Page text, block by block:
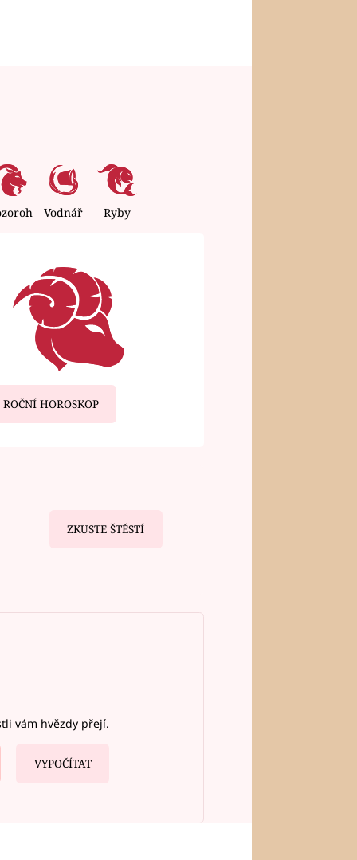
Vodnář Ryby
ROČNÍ HOROSKOP
ZKUSTE ŠTĚSTÍ
vám hvězdy přejí.
VYPOČÍTAT